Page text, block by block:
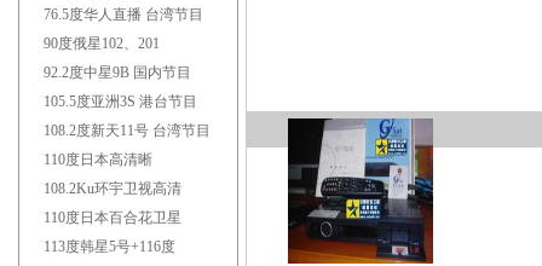
76.5度华人直播 台湾节目
90度俄星102、201
92.2度中星9B 国内节目
105.5度亚洲3S 港台节目
108.2度新天11号 台湾节目
110度日本高清晰
108.2Ku环宇卫视高清
110度日本百合花卫星
113度韩星5号+116度